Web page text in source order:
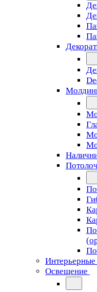
Интерьерные
Освещение